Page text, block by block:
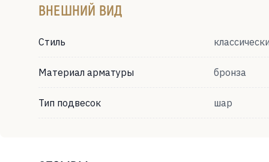
ВНЕШНИЙ ВИД
Стиль
Материал арматуры бронза
Тип подвесок шар